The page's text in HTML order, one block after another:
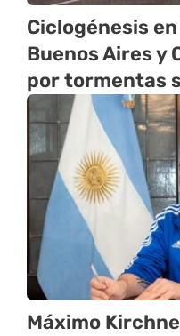
Ciclogénesis
Buenos Aires y
por tormentas
Máximo